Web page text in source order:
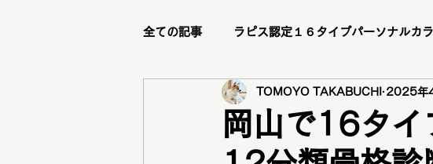
全ての記事 ラピス認定１６タイプパーソナルカ
ビフォーアフター リピーター様 お客
ステージアップブランディング講座 1DAY
岡山で16タイ
TOMOYO TAKABUCHI 2025年